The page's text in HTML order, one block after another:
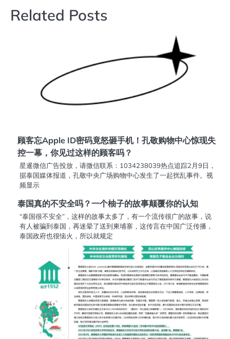
导
Related Posts
顾客忘Apple ID密码竟怒砸手机！孔敬购物中心惊现失
控一幕，你见过这样的顾客吗？
星暹微信广告投放，请微信联系：1034238039热点追踪2月9日，
据泰国媒体报道，孔敬中央广场购物中心发生了一起扰乱事件。视
频显示
泰国真的不安全吗？一个柚子的故事颠覆你的认知
“泰国很不安全”，这样的故事太多了，有一个流传很广的故事，说
有人被骗到泰国，再迷晕了送到柬埔寨，这传言在中国广泛传播，
泰国政府也很恼火，所以就规定